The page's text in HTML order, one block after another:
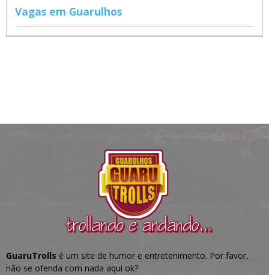
Vagas em Guarulhos
GuaruTrolls é um site de humor e entretenimento. Por favor,
não se ofenda com nada aqui ok?